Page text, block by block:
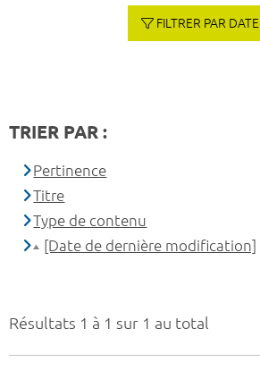
Résultats 1 à 1 sur 1 au total
FILTRER PAR DATE
TRIER PAR :
Pertinence
Titre
Type de contenu
[Date de dernière modification]